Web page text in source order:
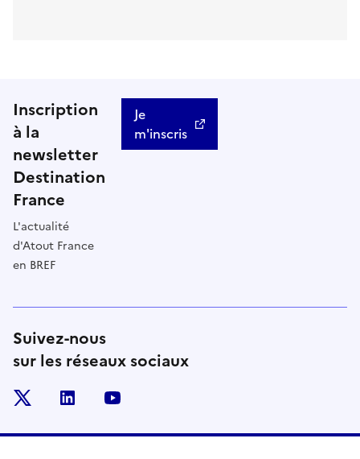
Inscription
à la
newsletter
Destination
France
L'actualité
d'Atout France
en BREF
Je
m'inscris
Suivez-nous
sur les réseaux sociaux
linkedin